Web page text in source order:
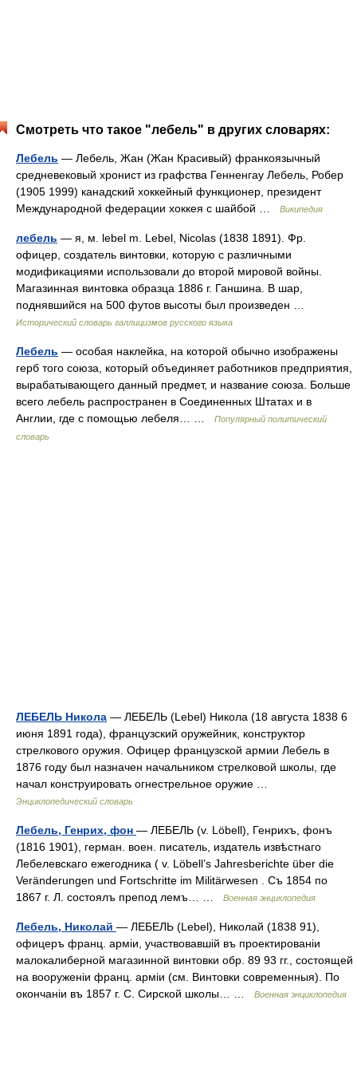
Смотреть что такое "лебель" в других словарях:
Лебель — Лебель, Жан (Жан Красивый) франкоязычный
средневековый хронист из графства Генненгау Лебель, Робер
(1905 1999) канадский хоккейный функционер, президент
Международной федерации хоккея с шайбой …
Википедия
лебель — я, м. lebel m. Lebel, Nicolas (1838 1891). Фр.
офицер, создатель винтовки, которую с различными
модификациями использовали до второй мировой войны.
Магазинная винтовка образца 1886 г. Ганшина. В шар,
поднявшийся на 500 футов высоты был произведен …
Исторический словарь галлицизмов русского языка
Лебель — особая наклейка, на которой обычно изображены
герб того союза, который объединяет работников предприятия,
вырабатывающего данный предмет, и название союза. Больше
всего лебель распространен в Соединенных Штатах и в
Англии, где с помощью лебеля… …
Популярный политический
словарь
ЛЕБЕЛЬ Никола — ЛЕБЕЛЬ (Lebel) Никола (18 августа 1838 6
июня 1891 года), французский оружейник, конструктор
стрелкового оружия. Офицер французской армии Лебель в
1876 году был назначен начальником стрелковой школы, где
начал конструировать огнестрельное оружие …
Энциклопедический словарь
Лебель, Генрих, фон — ЛЕБЕЛЬ (v. Löbell), Генрихъ, фонъ
(1816 1901), герман. воен. писатель, издатель извѣстнаго
Лебелевскаго ежегодника ( v. Löbell’s Jahresberichte über die
Veränderungen und Fortschritte im Militärwesen . Съ 1854 по
1867 г. Л. состоялъ препод лемъ… …
Военная энциклопедия
Лебель, Николай — ЛЕБЕЛЬ (Lebel), Николай (1838 91),
офицеръ франц. арміи, участвовавшій въ проектированіи
малокалиберной магазинной винтовки обр. 89 93 гг., состоящей
на вооруженіи франц. арміи (см. Винтовки современныя). По
окончаніи въ 1857 г. С. Сирской школы… …
Военная энциклопедия